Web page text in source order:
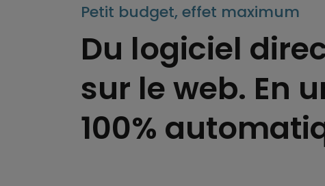
Petit budget, effet maximum
Du logiciel
sur le web. En
100%